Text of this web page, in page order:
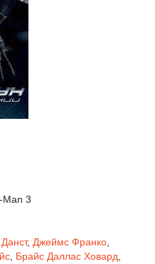
Man 3
, Джеймс Франко
Брайс Даллас Ховард